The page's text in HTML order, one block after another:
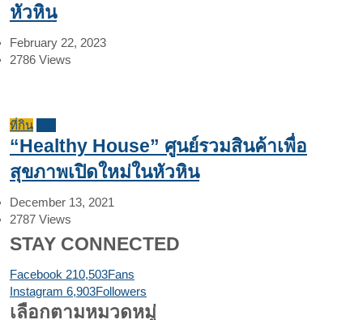
หัวหิน
February 22, 2023
2786 Views
ที่กิน
“Healthy House” ศูนย์รวมสินค้าเพื่อ
สุขภาพเปิดใหม่ในหัวหิน
December 13, 2021
2787 Views
STAY CONNECTED
Facebook 210,503Fans
Instagram 6,903Followers
เลือกตามหมวดหมู่